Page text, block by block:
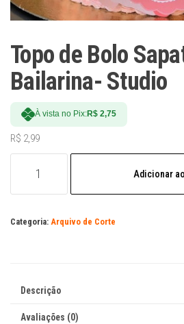
Topo de Bolo
Bailarina- Studio
À vista no Pix:R$ 2,75
R$ 2,99
Bolo
Bailarina-
Adicionar
Categoria: Arquivo de Corte
Descrição
Avaliações (0)